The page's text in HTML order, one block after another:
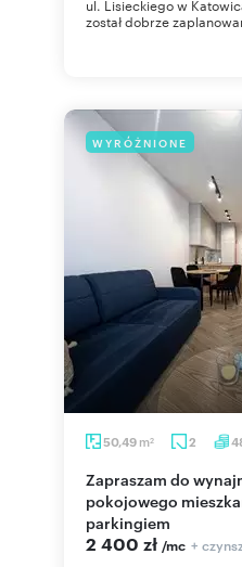
ul. Lisieckiego w
został dobrze
WYRÓŻNIONE
50,49 m2 2
Zapraszam do wynajmu nowoczesnego 2-
pokojowego
parkingiem
2 400 zł /mc +